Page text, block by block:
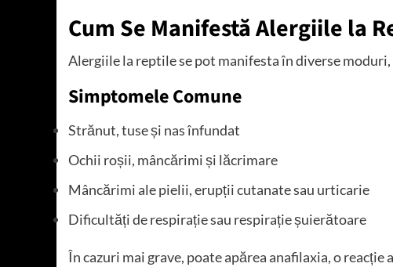
Cum Se Manifestă Alergiile la
Alergiile la reptile se pot manifesta în diverse
Simptomele Comune
Strănut, tuse și nas înfundat
Ochii roșii, mâncărimi și lăcrimare
Mâncărimi ale pielii, erupții cutanate sau urticarie
Dificultăți de respirație sau respirație șuierătoare
În cazuri mai grave, poate apărea anafilaxia, o reacție